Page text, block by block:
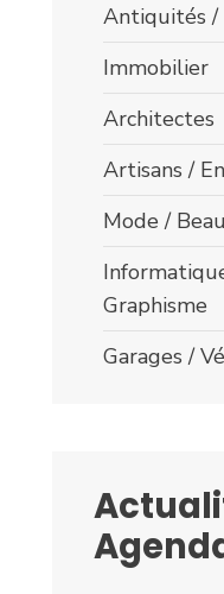
Antiquités /
Immobilier
Architectes
Artisans /
Mode /
Graphisme
Garages /